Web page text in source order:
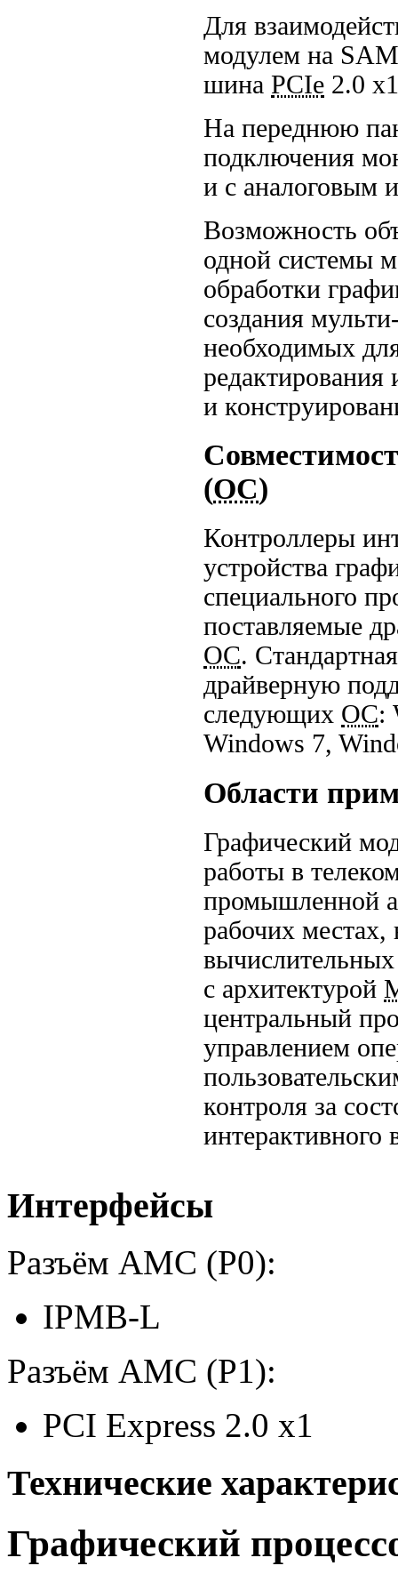
Для
модулем на
шина PCIe 2.0
На переднюю
подключения
и с аналоговым
Возможность
одной системы
обработки
создания
необходимых
редактирования
и
(ОС)
Контроллеры
устройства
специального
поставляемые
ОС.
драйверную
следующих ОС:
Windows 7,
Области
Графический
работы в
промышленной
рабочих
с архитектурой
центральный
управлением
контроля за
интерактивного
Интерфейсы
Разъём AMC (P0):
IPMB-L
Разъём AMC (P1):
PCI Express 2.0 x1
Технические
Графический